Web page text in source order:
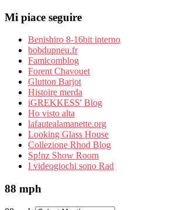
Mi piace seguire
Benishiro 8-16bit interno
bobdupneu.fr
Famicomblog
Forent Chavouet
Glutton Barjot
Histoire merda
iGREKKESS' Blog
Ho visto alta
lafautealamanette.org
Looking Glass House
Collezione Rhod Blog
Sp!nz Show Room
I videogiochi sono Rad
88 mph